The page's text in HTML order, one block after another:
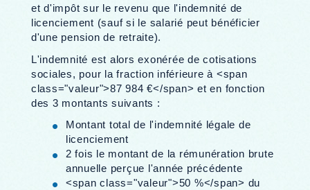
et d'impôt sur le revenu que l'indemnité de
licenciement (sauf si le salarié peut bénéficier
d'une pension de retraite).
L'indemnité est alors exonérée de cotisations
sociales, pour la fraction inférieure à <span
class="valeur">87 984 €</span> et en fonction
des 3 montants suivants :
Montant total de l'indemnité légale de
licenciement
2 fois le montant de la rémunération brute
annuelle perçue l'année précédente
<span class="valeur">50 %</span> du